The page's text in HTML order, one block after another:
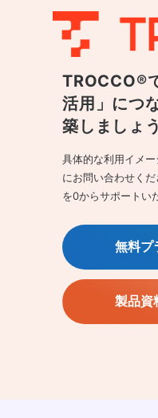
TROCCO®
活用」につ
築しましょう
具体的な利用イメ
にお問い合わせくだ
を0からサポートい
無料プ
製品資